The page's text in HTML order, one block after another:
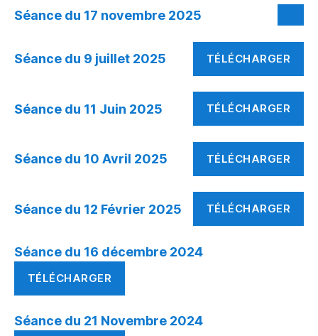
Séance du 17 novembre 2025
Séance du 9 juillet 2025 TÉLÉCHARGER
Séance du 11 Juin 2025 TÉLÉCHARGER
Séance du 10 Avril 2025 TÉLÉCHARGER
Séance du 12 Février 2025 TÉLÉCHARGER
Séance du 16 décembre 2024
TÉLÉCHARGER
Séance du 21 Novembre 2024